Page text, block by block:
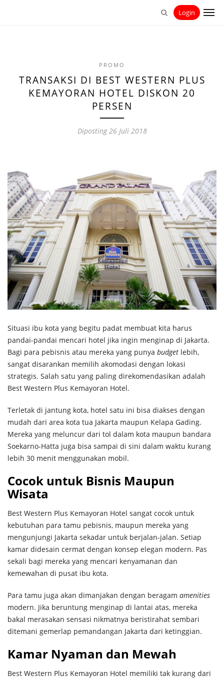
Login
PROMO
TRANSAKSI DI BEST WESTERN PLUS
KEMAYORAN HOTEL DISKON 20
PERSEN
Diposting26 Juli 2018
Situasi ibu kota yang begitu padat membuat kita harus
pandai-pandai mencari hotel jika ingin menginap di Jakarta.
Bagi para pebisnis atau mereka yang punya budget lebih,
sangat disarankan memilih akomodasi dengan lokasi
strategis. Salah satu yang paling direkomendasikan adalah
Best Western Plus Kemayoran Hotel.
Terletak di jantung kota, hotel satu ini bisa diakses dengan
mudah dari area kota tua Jakarta maupun Kelapa Gading.
Mereka yang meluncur dari tol dalam kota maupun bandara
Soekarno-Hatta juga bisa sampai di sini dalam waktu kurang
lebih 30 menit menggunakan mobil.
Cocok untuk Bisnis Maupun
Wisata
Best Western Plus Kemayoran Hotel sangat cocok untuk
kebutuhan para tamu pebisnis, maupun mereka yang
mengunjungi Jakarta sekadar untuk berjalan-jalan. Setiap
kamar didesain cermat dengan konsep elegan modern. Pas
sekali bagi mereka yang mencari kenyamanan dan
kemewahan di pusat ibu kota.
Para tamu juga akan dimanjakan dengan beragam amenities
modern. Jika beruntung menginap di lantai atas, mereka
bakal merasakan sensasi nikmatnya beristirahat sembari
ditemani gemerlap pemandangan Jakarta dari ketinggian.
Kamar Nyaman dan Mewah
Best Western Plus Kemayoran Hotel memiliki tak kurang dari